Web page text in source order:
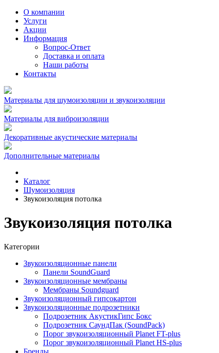
О компании
Услуги
Акции
Информация
Вопрос-Ответ
Доставка и оплата
Наши работы
Контакты
Материалы для шумоизоляции и звукоизоляции
Материалы для виброизоляции
Декоративные акустические материалы
Дополнительные материалы
Каталог
Шумоизоляция
Звукоизоляция потолка
Звукоизоляция потолка
Категории
Звукоизоляционные панели
Панели SoundGuard
Звукоизоляционные мембраны
Мембраны Soundguard
Звукоизоляционный гипсокартон
Звукоизоляционные подрозетники
Подрозетник АкустикГипс Бокс
Подрозетник СаундПак (SoundPack)
Порог звукоизоляционный Planet FT-plus
Порог звукоизоляционный Planet HS-plus
Бренды